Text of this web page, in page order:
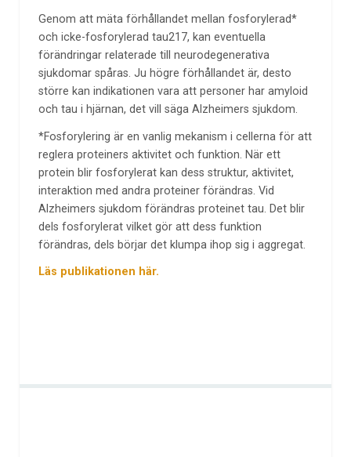
Genom att mäta förhållandet mellan fosforylerad*
och icke-fosforylerad tau217, kan eventuella
förändringar relaterade till neurodegenerativa
sjukdomar spåras. Ju högre förhållandet är, desto
större kan indikationen vara att personer har amyloid
och tau i hjärnan, det vill säga Alzheimers sjukdom.
*Fosforylering är en vanlig mekanism i cellerna för att
reglera proteiners aktivitet och funktion. När ett
protein blir fosforylerat kan dess struktur, aktivitet,
interaktion med andra proteiner förändras. Vid
Alzheimers sjukdom förändras proteinet tau. Det blir
dels fosforylerat vilket gör att dess funktion
förändras, dels börjar det klumpa ihop sig i aggregat.
Läs publikationen här.